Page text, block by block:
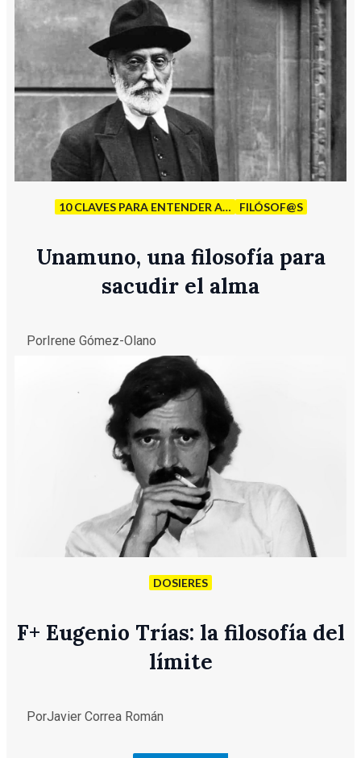
10 CLAVES PARA ENTENDER A… FILÓSOF@S
Unamuno, una filosofía para
sacudir el alma
PorIrene Gómez-Olano
DOSIERES
F+ Eugenio Trías: la filosofía del
límite
PorJavier Correa Román